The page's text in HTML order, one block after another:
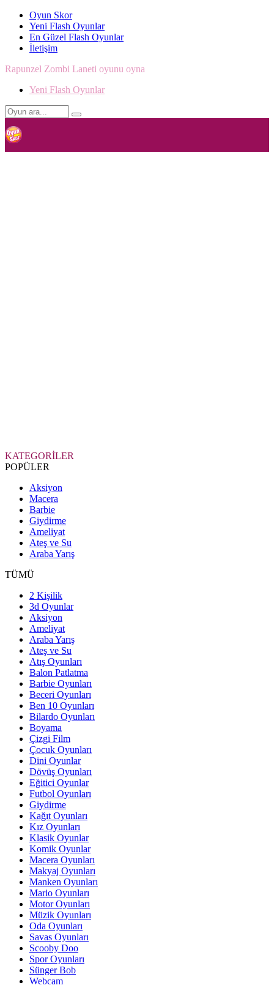
Oyun Skor
Yeni Flash Oyunlar
En Güzel Flash Oyunlar
İletişim
Rapunzel Zombi Laneti oyunu oyna
Yeni Flash Oyunlar
KATEGORİLER
POPÜLER
Aksiyon
Macera
Barbie
Giydirme
Ameliyat
Ateş ve Su
Araba Yarış
TÜMÜ
2 Kişilik
3d Oyunlar
Aksiyon
Ameliyat
Araba Yarış
Ateş ve Su
Atış Oyunları
Balon Patlatma
Barbie Oyunları
Beceri Oyunları
Ben 10 Oyunları
Bilardo Oyunları
Boyama
Çizgi Film
Çocuk Oyunları
Dini Oyunlar
Dövüş Oyunları
Eğitici Oyunlar
Futbol Oyunları
Giydirme
Kağıt Oyunları
Kız Oyunları
Klasik Oyunlar
Komik Oyunlar
Macera Oyunları
Makyaj Oyunları
Manken Oyunları
Mario Oyunları
Motor Oyunları
Müzik Oyunları
Oda Oyunları
Savas Oyunları
Scooby Doo
Spor Oyunları
Sünger Bob
Webcam